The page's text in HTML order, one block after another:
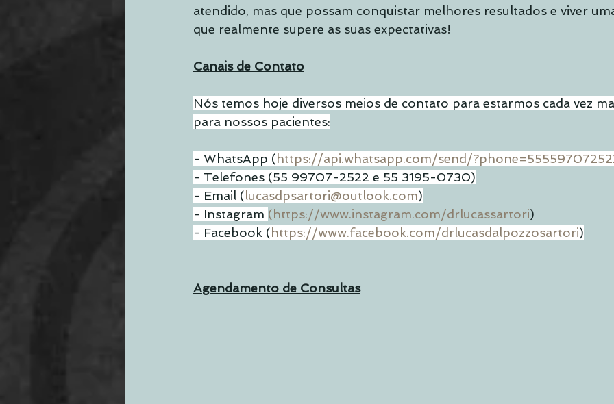
atendido, mas que possam conquistar melhores resultados e viver
que realmente supere as suas expectativas!
Canais de Contato
Nós temos hoje diversos meios de contato para estarmos cada vez
para nossos pacientes:
- WhatsApp (https://api.whatsapp.com/send/
- Telefones (55 99707-2522 e 55 3195-0730)
- Email (lucasdpsartori@outlook.com)
- Instagram (https://www.instagram.com/drlucassartori)
- Facebook (https://www.facebook.com/drlucasdalpozzosartori)
Agendamento de Consultas